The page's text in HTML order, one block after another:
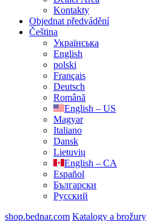
Kontakty
Objednat předvádění
Čeština
Українська
English
polski
Français
Deutsch
Română
English – US
Magyar
Italiano
Dansk
Lietuvių
English – CA
Español
Български
Русский
shop.bednar.com Katalogy a brožury